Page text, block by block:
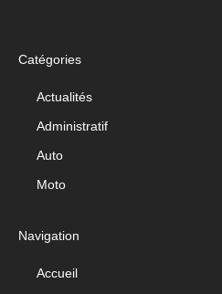
Catégories
Actualités
Administratif
Auto
Moto
Navigation
Accueil